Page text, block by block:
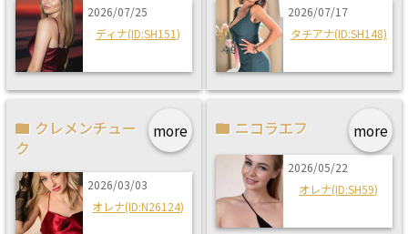
2026/07/25
ディナ(ID:SH151)
2026/07/17
タチアナ(ID:SH148)
more
クレメンチュー
ク
2026/03/03
オレナ(ID:N26124)
more
ニコラエフ
2026/05/22
オレナ(ID:SH59)